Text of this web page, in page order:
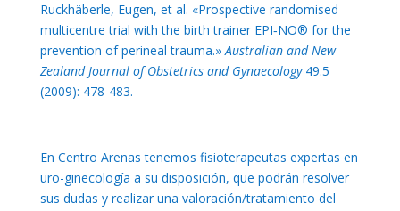
Ruckhäberle, Eugen, et al. «Prospective randomised
multicentre trial with the birth trainer EPI‐NO® for the
prevention of perineal trauma.»Australian and New
Zealand Journal of Obstetrics and Gynaecology49.5
(2009): 478-483.
En Centro Arenas tenemos fisioterapeutas expertas en
uro-ginecología a su disposición, que podrán resolver
sus dudas y realizar una valoración/tratamiento del